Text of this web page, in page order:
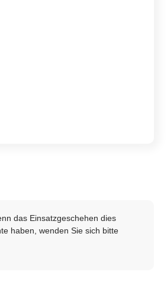
das Einsatzgeschehen dies
haben, wenden Sie sich bitte